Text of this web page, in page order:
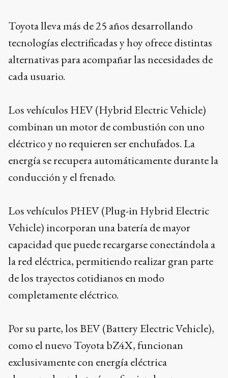
Toyota lleva más de 25 años desarrollando
tecnologías electrificadas y hoy ofrece distintas
alternativas para acompañar las necesidades de
cada usuario.
Los vehículos HEV (Hybrid Electric Vehicle)
combinan un motor de combustión con uno
eléctrico y no requieren ser enchufados. La
energía se recupera automáticamente durante la
conducción y el frenado.
Los vehículos PHEV (Plug-in Hybrid Electric
Vehicle) incorporan una batería de mayor
capacidad que puede recargarse conectándola a
la red eléctrica, permitiendo realizar gran parte
de los trayectos cotidianos en modo
completamente eléctrico.
Por su parte, los BEV (Battery Electric Vehicle),
como el nuevo Toyota bZ4X, funcionan
exclusivamente con energía eléctrica